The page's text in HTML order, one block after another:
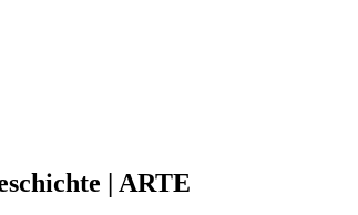
| ARTE